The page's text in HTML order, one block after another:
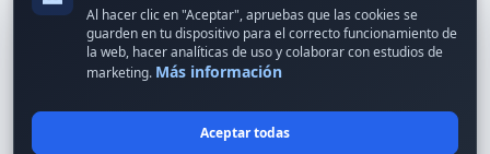
Política de cookies
Política de privacidad
Condiciones generales
Garantías y devoluciones
Al hacer clic en "Aceptar", apruebas que las cookies se
guarden en tu dispositivo para el correcto funcionamiento de
la web, hacer analíticas de uso y colaborar con estudios de
marketing. Más información
Aceptar todas